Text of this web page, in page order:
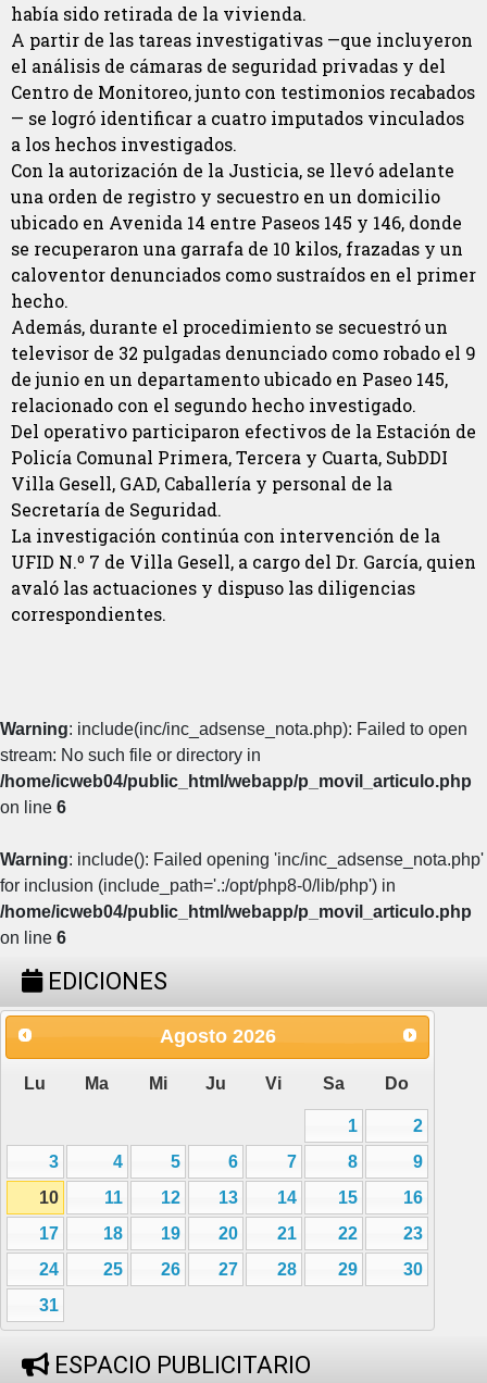
había sido retirada de la vivienda.
A partir de las tareas investigativas —que incluyeron
el análisis de cámaras de seguridad privadas y del
Centro de Monitoreo, junto con testimonios recabados
— se logró identificar a cuatro imputados vinculados
a los hechos investigados.
Con la autorización de la Justicia, se llevó adelante
una orden de registro y secuestro en un domicilio
ubicado en Avenida 14 entre Paseos 145 y 146, donde
se recuperaron una garrafa de 10 kilos, frazadas y un
caloventor denunciados como sustraídos en el primer
hecho.
Además, durante el procedimiento se secuestró un
televisor de 32 pulgadas denunciado como robado el 9
de junio en un departamento ubicado en Paseo 145,
relacionado con el segundo hecho investigado.
Del operativo participaron efectivos de la Estación de
Policía Comunal Primera, Tercera y Cuarta, SubDDI
Villa Gesell, GAD, Caballería y personal de la
Secretaría de Seguridad.
La investigación continúa con intervención de la
UFID N.º 7 de Villa Gesell, a cargo del Dr. García, quien
avaló las actuaciones y dispuso las diligencias
correspondientes.
Warning: include(inc/inc_adsense_nota.php): Failed to open
stream: No such file or directory in
/home/icweb04/public_html/webapp/p_movil_articulo.php
on line 6
Warning: include(): Failed opening 'inc/inc_adsense_nota.php'
for inclusion (include_path='.:/opt/php8-0/lib/php') in
/home/icweb04/public_html/webapp/p_movil_articulo.php
on line 6
EDICIONES
Agosto 2026
Lu Ma Mi Ju Vi Sa Do
1
2
3
4 5 6 7 8
9
10
11 12 13 14 15
16
17
18 19 20 21 22
23
24
25 26 27 28 29
30
31
ESPACIO PUBLICITARIO